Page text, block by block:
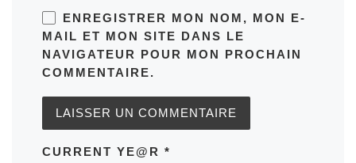
ENREGISTRER MON NOM, MON E-
MAIL ET MON SITE DANS LE
NAVIGATEUR POUR MON PROCHAIN
COMMENTAIRE.
CURRENT YE@R *